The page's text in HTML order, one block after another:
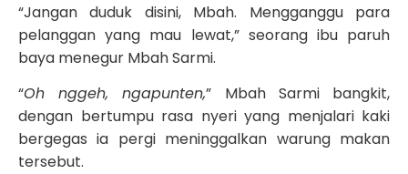
“Jangan duduk disini, Mbah. Mengganggu para
pelanggan yang mau lewat,” seorang ibu paruh
baya menegur Mbah Sarmi.
“Oh nggeh, ngapunten,” Mbah Sarmi bangkit,
dengan bertumpu rasa nyeri yang menjalari kaki
bergegas ia pergi meninggalkan warung makan
tersebut.